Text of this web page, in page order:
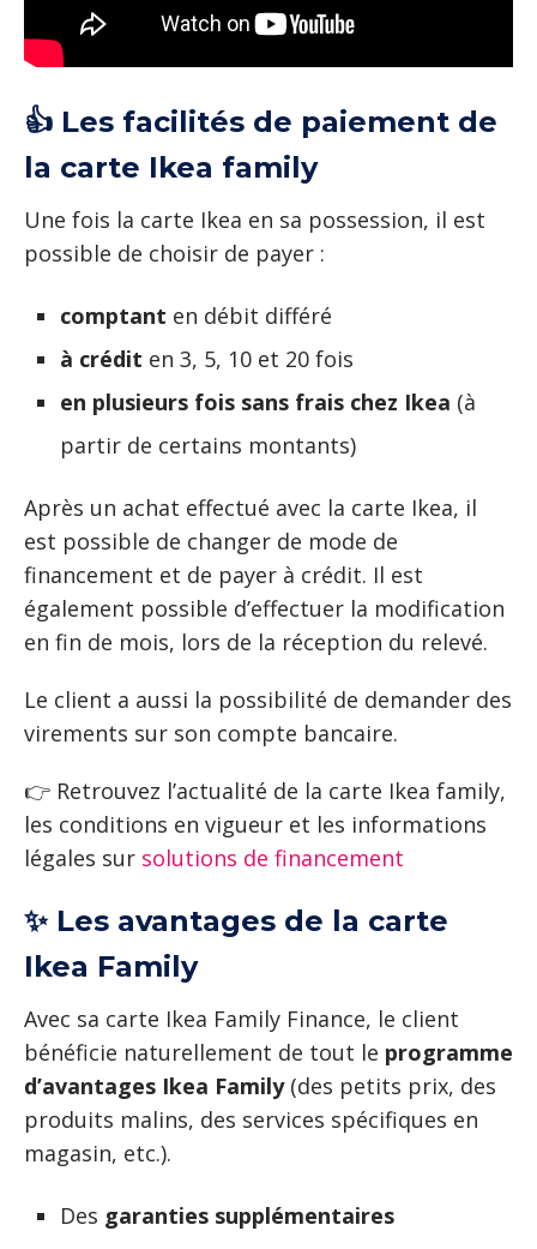
👍 Les facilités de paiement de
la carte Ikea family
Une fois la carte Ikea en sa possession, il est
possible de choisir de payer :
comptant en débit différé
à crédit en 3, 5, 10 et 20 fois
en plusieurs fois sans frais chez Ikea (à
partir de certains montants)
Après un achat effectué avec la carte Ikea, il
est possible de changer de mode de
financement et de payer à crédit. Il est
également possible d’effectuer la modification
en fin de mois, lors de la réception du relevé.
Le client a aussi la possibilité de demander des
virements sur son compte bancaire.
👉 Retrouvez l’actualité de la carte Ikea family,
les conditions en vigueur et les informations
légales sur solutions de financement
✨ Les avantages de la carte
Ikea Family
Avec sa carte Ikea Family Finance, le client
bénéficie naturellement de tout le programme
d’avantages Ikea Family(des petits prix, des
produits malins, des services spécifiques en
magasin, etc.).
Des garanties supplémentaires